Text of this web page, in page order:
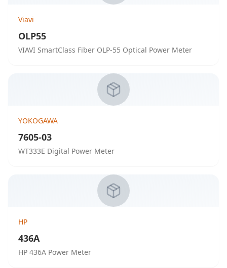
Viavi
OLP55
VIAVI SmartClass Fiber OLP-55 Optical Power Meter
YOKOGAWA
7605-03
WT333E Digital Power Meter
HP
436A
HP 436A Power Meter